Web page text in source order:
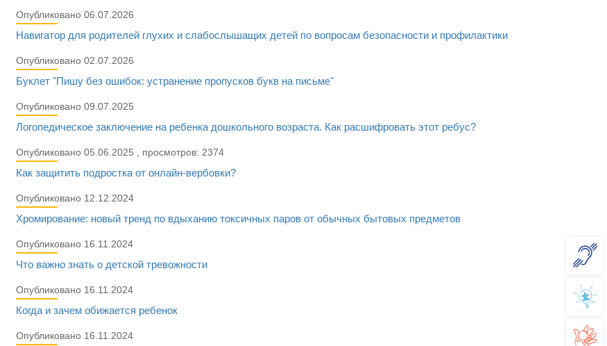
Опубликовано 06.07.2026
Навигатор для родителей глухих и слабослышащих детей по вопросам безопасности и профилактики
Опубликовано 02.07.2026
Буклет "Пишу без ошибок: устранение пропусков букв на письме"
Опубликовано 09.07.2025
Логопедическое заключение на ребенка дошкольного возраста. Как расшифровать этот ребус?
Опубликовано 05.06.2025 , просмотров: 2374
Как защитить подростка от онлайн-вербовки?
Опубликовано 12.12.2024
Хромирование: новый тренд по вдыханию токсичных паров от обычных бытовых предметов
Опубликовано 16.11.2024
Что важно знать о детской тревожности
Опубликовано 16.11.2024
Когда и зачем обижается ребенок
Опубликовано 16.11.2024